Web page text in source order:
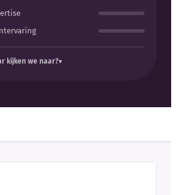
kijken we naar?